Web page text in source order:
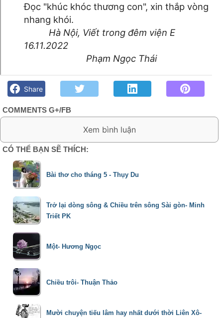
Đọc "khúc khóc thương con", xin thắp vòng
nhang khói.
Hà Nội, Viết trong đêm viện E
16.11.2022
Phạm Ngọc Thái
núi và bạn bè. Chút gì để nhớ!
Share
COMMENTS G+/FB
0 Comment:
CÓ THỂ BẠN SẼ THÍCH:
Bài thơ cho tháng 5 - Thụy Du
Trở lại dòng sông & Chiều trên sông Sài gòn- Minh
Triết PK
Một- Hương Ngọc
Chiều trôi- Thuận Thảo
Mười chuyện tiếu lâm hay nhất dưới thời Liên Xô-